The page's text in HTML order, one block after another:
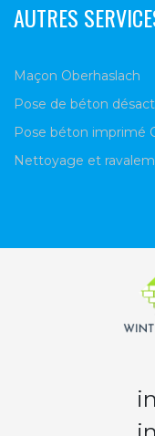
AUTRES
Maçon Oberhaslach
Pose de béton
Pose béton imprimé
Nettoyage et